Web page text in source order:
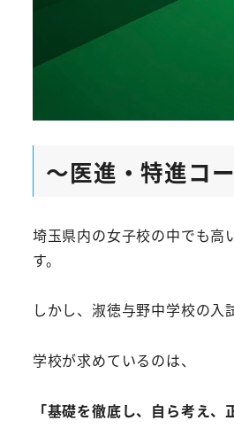
～医進・特進コ
埼玉県内の女子校の中でも高
す。
しかし、淑徳与野中学校の入
学校が求めているのは、
「基礎を徹底し、自ら考え、